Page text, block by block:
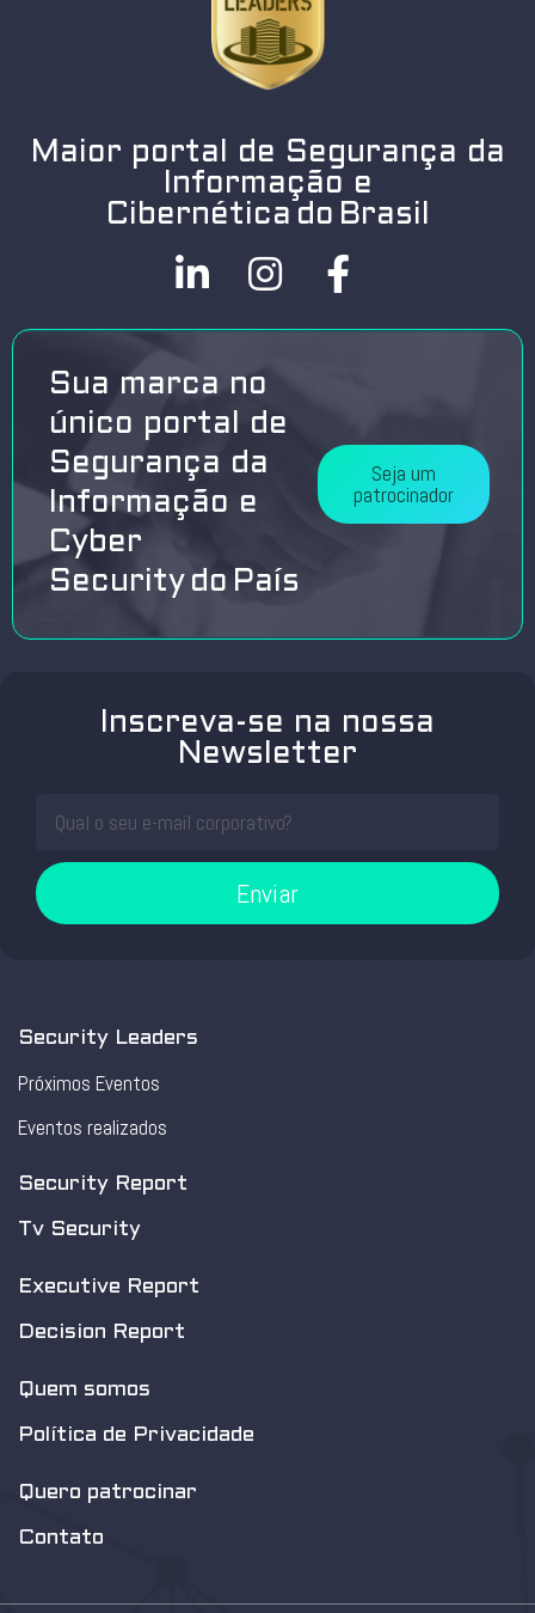
Maior portal de Segurança da
Informação e
Cibernética do Brasil
Sua marca no
único portal de
Segurança da
Informação e
Cyber
Security do País
Seja um
patrocinador
Inscreva-se na nossa
Newsletter
Enviar
Security Leaders
Próximos Eventos
Eventos realizados
Security Report
Tv Security
Executive Report
Decision Report
Quem somos
Política de Privacidade
Quero patrocinar
Contato